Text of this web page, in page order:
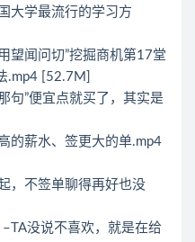
大学最流行的学习方
闻问切”挖掘商机第17堂
.mp4 [52.7M]
”便宜点就买了，其实是
薪水、签更大的单.mp4
不签单聊得再好也没
没说不喜欢，就是在给